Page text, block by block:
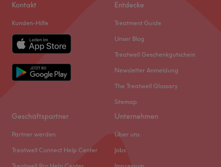
Kontakt
Kunden-Hilfe
Entdecke
Treatment Guide
Unser Blog
Treatwell Geschenkgutschein
Newsletter Anmeldung
The Treatwell Glossary
Sitemap
Geschäftspartner
Partner werden
Treatwell Connect Help Center
Unternehmen
Über uns
Jobs